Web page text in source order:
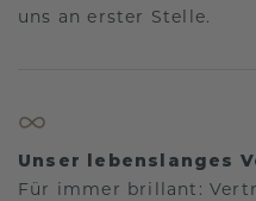
uns an erster Stelle.
Unser lebenslanges
Für immer brillant: